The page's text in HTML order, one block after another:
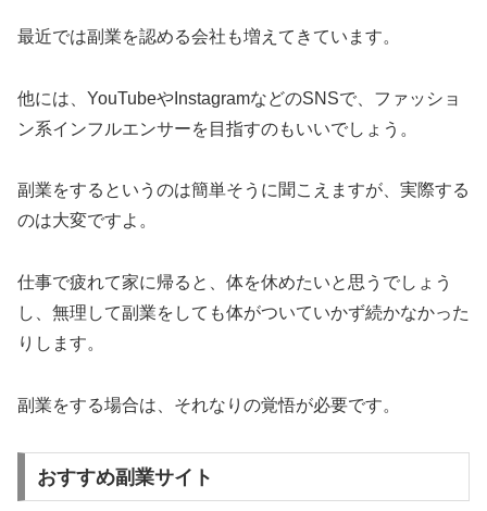
最近では副業を認める会社も増えてきています。
他には、YouTubeやInstagramなどのSNSで、ファッショ
ン系インフルエンサーを目指すのもいいでしょう。
副業をするというのは簡単そうに聞こえますが、実際する
のは大変ですよ。
仕事で疲れて家に帰ると、体を休めたいと思うでしょう
し、無理して副業をしても体がついていかず続かなかった
りします。
副業をする場合は、それなりの覚悟が必要です。
おすすめ副業サイト